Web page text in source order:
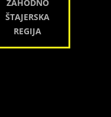
ZAHODNO
ŠTAJERSKA
REGIJA